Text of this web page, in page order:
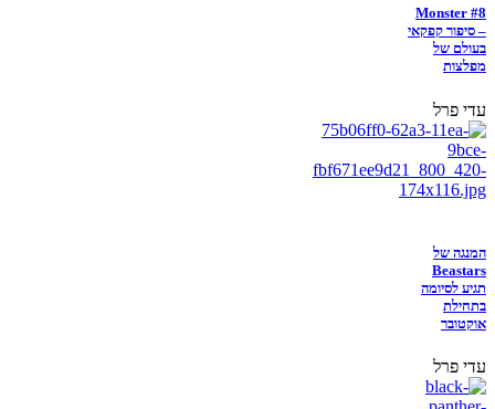
Monster #8
– סיפור קפקאי
בעולם של
מפלצות
עדי פרל
המנגה של
Beastars
תגיע לסיומה
בתחילת
אוקטובר
עדי פרל